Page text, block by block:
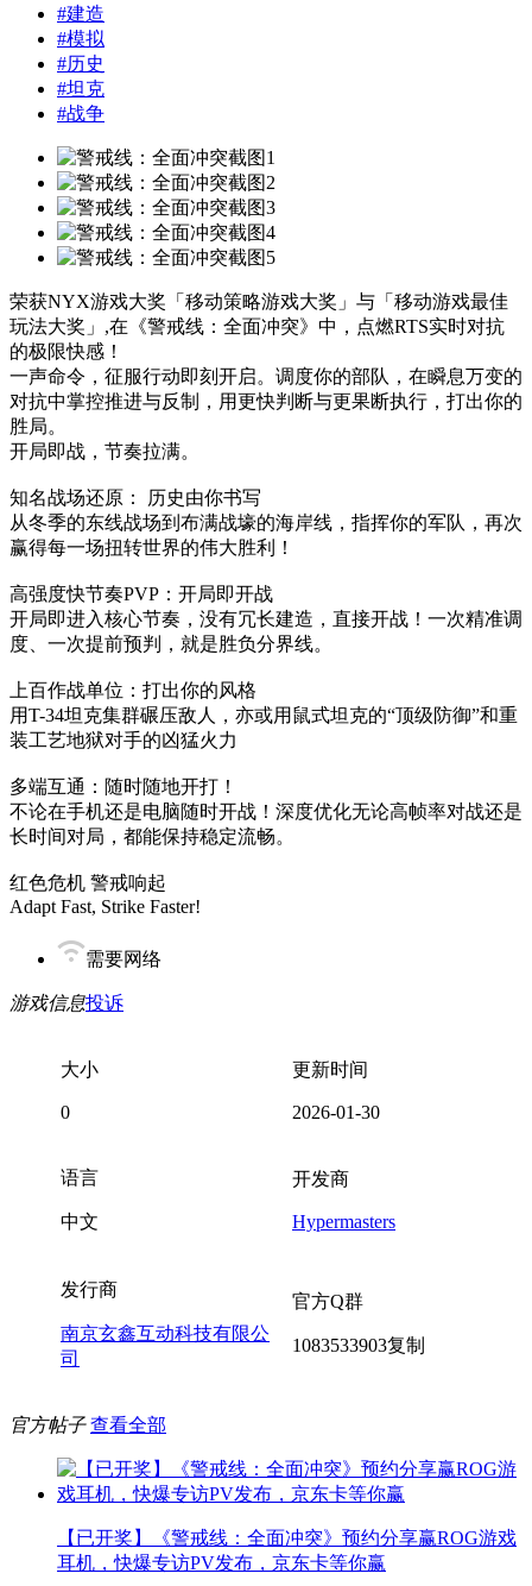
#建造
#模拟
#历史
#坦克
#战争
荣获NYX游戏大奖「移动策略游戏大奖」与「移动游戏最佳
玩法大奖」,在《警戒线：全面冲突》中，点燃RTS实时对抗
的极限快感！
一声命令，征服行动即刻开启。调度你的部队，在瞬息万变的
对抗中掌控推进与反制，用更快判断与更果断执行，打出你的
胜局。
开局即战，节奏拉满。
知名战场还原： 历史由你书写
从冬季的东线战场到布满战壕的海岸线，指挥你的军队，再次
赢得每一场扭转世界的伟大胜利！
高强度快节奏PVP：开局即开战
开局即进入核心节奏，没有冗长建造，直接开战！一次精准调
度、一次提前预判，就是胜负分界线。
上百作战单位：打出你的风格
用T-34坦克集群碾压敌人，亦或用鼠式坦克的“顶级防御”和重
装工艺地狱对手的凶猛火力
多端互通：随时随地开打！
不论在手机还是电脑随时开战！深度优化无论高帧率对战还是
长时间对局，都能保持稳定流畅。
红色危机 警戒响起
Adapt Fast, Strike Faster!
需要网络
游戏信息投诉
大小
0
更新时间
2026-01-30
语言
中文
开发商
Hypermasters
发行商
南京玄鑫互动科技有限公
司
官方Q群
1083533903复制
官方帖子 查看全部
【已开奖】《警戒线：全面冲突》预约分享赢ROG游戏
耳机，快爆专访PV发布，京东卡等你赢